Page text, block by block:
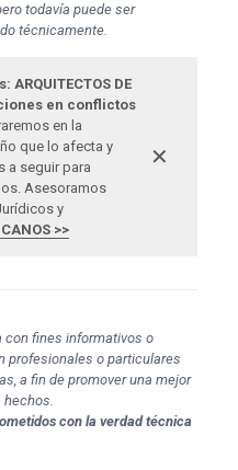
todavía puede ser
técnicamente.
DE
en conflictos
en la
que lo afecta y
a seguir para
Asesoramos
y
>>
✕
con fines informativos o
profesionales o particulares
a fin de promover una mejor
hechos.
con la verdad técnica